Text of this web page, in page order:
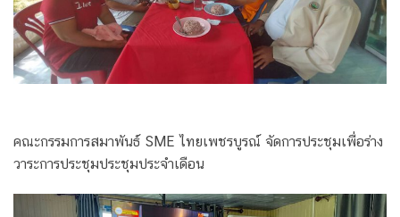
คณะกรรมการสมาพันธ์ SME ไทยเพชรบูรณ์ จัดการประชุมเพื่อร่าง
วาระการประชุมประชุมประจำเดือน